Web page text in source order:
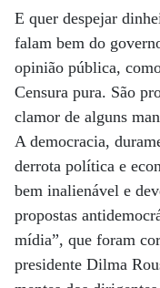
E quer despejar
falam bem do
opinião pública,
Censura pura. São
clamor de alguns
A democracia,
derrota política e
bem inalienável e
propostas
mídia”, que foram
presidente Dilma